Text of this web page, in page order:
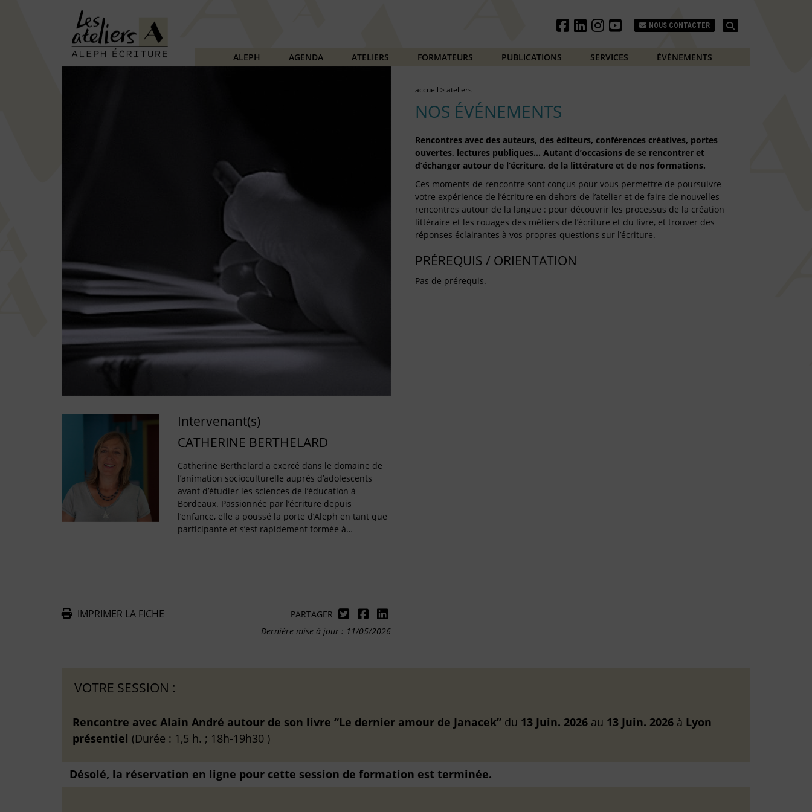
NOUS CONTACTER
ALEPH AGENDA ATELIERS FORMATEURS PUBLICATIONS SERVICES ÉVÉNEMENTS
Intervenant(s)
CATHERINE BERTHELARD
Catherine Berthelard a exercé dans le domaine de
l’animation socioculturelle auprès d’adolescents
avant d’étudier les sciences de l’éducation à
Bordeaux. Passionnée par l’écriture depuis
l’enfance, elle a poussé la porte d’Aleph en tant que
participante et s’est rapidement formée à…
IMPRIMER LA FICHE
PARTAGER
Dernière mise à jour : 11/05/2026
accueil > ateliers
NOS ÉVÉNEMENTS
Rencontres avec des auteurs, des éditeurs, conférences créatives, portes
ouvertes, lectures publiques… Autant d’occasions de se rencontrer et
d’échanger autour de l’écriture, de la littérature et de nos formations.
Ces moments de rencontre sont conçus pour vous permettre de poursuivre
votre expérience de l’écriture en dehors de l’atelier et de faire de nouvelles
rencontres autour de la langue : pour découvrir les processus de la création
littéraire et les rouages des métiers de l’écriture et du livre, et trouver des
réponses éclairantes à vos propres questions sur l’écriture.
PRÉREQUIS / ORIENTATION
Pas de prérequis.
VOTRE SESSION :
Rencontre avec Alain André autour de son livre “Le dernier amour de Janacek” du 13 Juin. 2026 au 13 Juin. 2026 à Lyon
présentiel (Durée : 1,5 h. ; 18h-19h30 )
Désolé, la réservation en ligne pour cette session de formation est terminée.